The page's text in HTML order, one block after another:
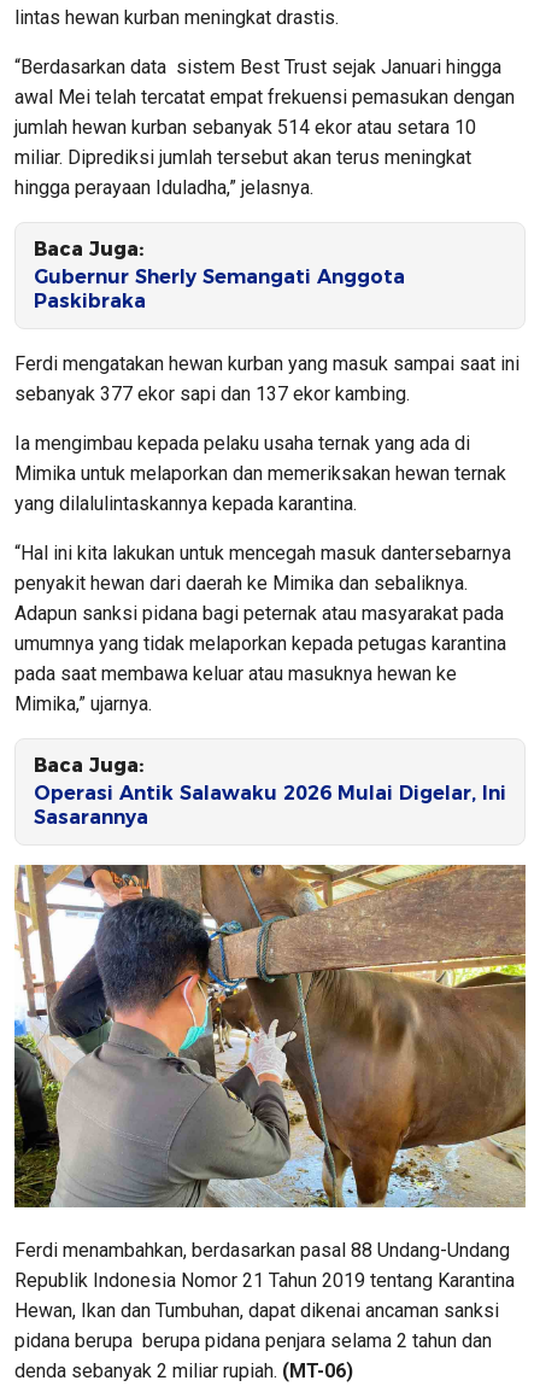
lintas hewan kurban meningkat drastis.
“Berdasarkan data sistem Best Trust sejak Januari hingga
awal Mei telah tercatat empat frekuensi pemasukan dengan
jumlah hewan kurban sebanyak 514 ekor atau setara 10
miliar. Diprediksi jumlah tersebut akan terus meningkat
hingga perayaan Iduladha,” jelasnya.
Baca Juga:
Gubernur Sherly Semangati Anggota
Paskibraka
Ferdi mengatakan hewan kurban yang masuk sampai saat ini
sebanyak 377 ekor sapi dan 137 ekor kambing.
Ia mengimbau kepada pelaku usaha ternak yang ada di
Mimika untuk melaporkan dan memeriksakan hewan ternak
yang dilalulintaskannya kepada karantina.
“Hal ini kita lakukan untuk mencegah masuk dantersebarnya
penyakit hewan dari daerah ke Mimika dan sebaliknya.
Adapun sanksi pidana bagi peternak atau masyarakat pada
umumnya yang tidak melaporkan kepada petugas karantina
pada saat membawa keluar atau masuknya hewan ke
Mimika,” ujarnya.
Baca Juga:
Operasi Antik Salawaku 2026 Mulai Digelar, Ini
Sasarannya
Ferdi menambahkan, berdasarkan pasal 88 Undang-Undang
Republik Indonesia Nomor 21 Tahun 2019 tentang Karantina
Hewan, Ikan dan Tumbuhan, dapat dikenai ancaman sanksi
pidana berupa berupa pidana penjara selama 2 tahun dan
denda sebanyak 2 miliar rupiah. (MT-06)